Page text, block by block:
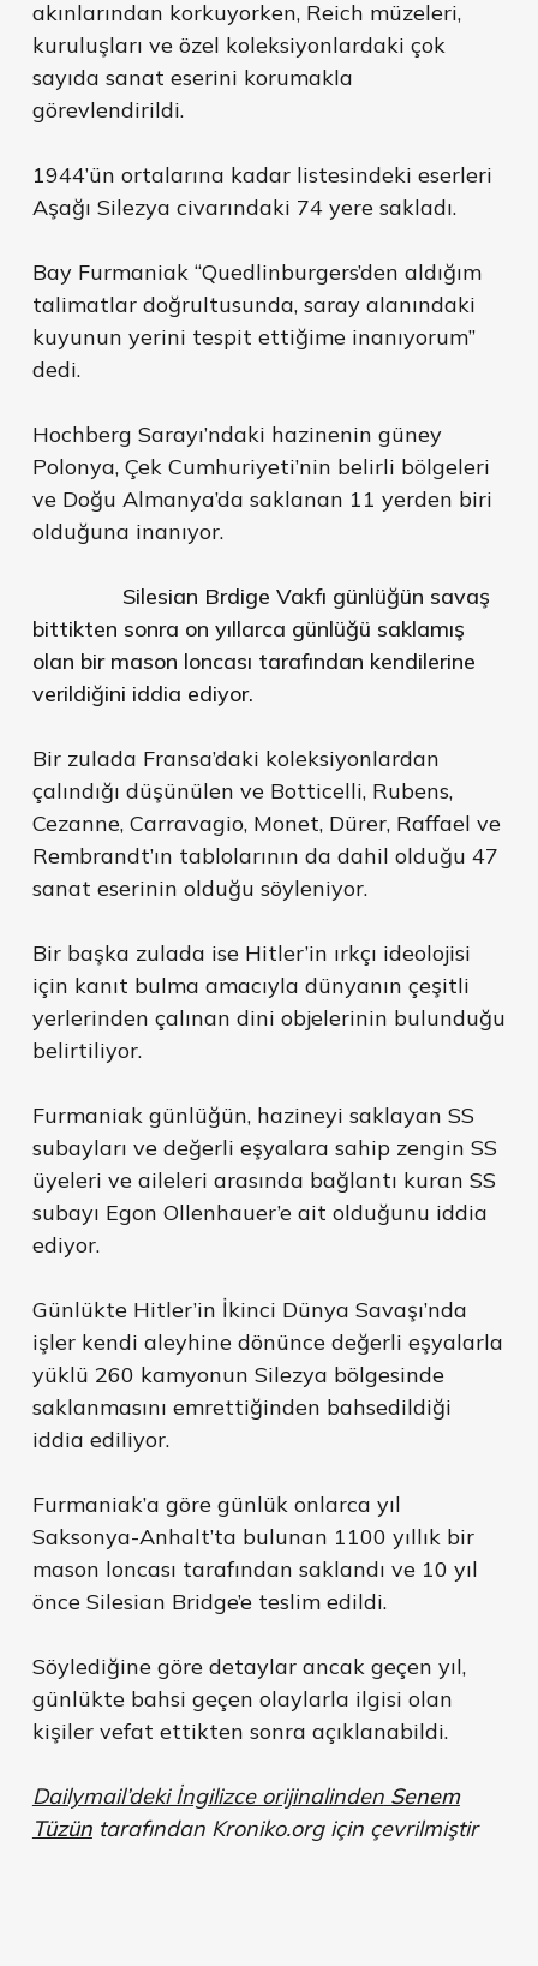
akınlarından korkuyorken, Reich müzeleri,
kuruluşları ve özel koleksiyonlardaki çok
sayıda sanat eserini korumakla
görevlendirildi.
1944’ün ortalarına kadar listesindeki eserleri
Aşağı Silezya civarındaki 74 yere sakladı.
Bay Furmaniak “Quedlinburgers’den aldığım
talimatlar doğrultusunda, saray alanındaki
kuyunun yerini tespit ettiğime inanıyorum”
dedi.
Hochberg Sarayı’ndaki hazinenin güney
Polonya, Çek Cumhuriyeti’nin belirli bölgeleri
ve Doğu Almanya’da saklanan 11 yerden biri
olduğuna inanıyor.
Silesian Brdige Vakfı günlüğün savaş
bittikten sonra on yıllarca günlüğü saklamış
olan bir mason loncası tarafından kendilerine
verildiğini iddia ediyor.
Bir zulada Fransa’daki koleksiyonlardan
çalındığı düşünülen ve Botticelli, Rubens,
Cezanne, Carravagio, Monet, Dürer, Raffael ve
Rembrandt’ın tablolarının da dahil olduğu 47
sanat eserinin olduğu söyleniyor.
Bir başka zulada ise Hitler’in ırkçı ideolojisi
için kanıt bulma amacıyla dünyanın çeşitli
yerlerinden çalınan dini objelerinin bulunduğu
belirtiliyor.
Furmaniak günlüğün, hazineyi saklayan SS
subayları ve değerli eşyalara sahip zengin SS
üyeleri ve aileleri arasında bağlantı kuran SS
subayı Egon Ollenhauer’e ait olduğunu iddia
ediyor.
Günlükte Hitler’in İkinci Dünya Savaşı’nda
işler kendi aleyhine dönünce değerli eşyalarla
yüklü 260 kamyonun Silezya bölgesinde
saklanmasını emrettiğinden bahsedildiği
iddia ediliyor.
Furmaniak’a göre günlük onlarca yıl
Saksonya-Anhalt’ta bulunan 1100 yıllık bir
mason loncası tarafından saklandı ve 10 yıl
önce Silesian Bridge’e teslim edildi.
Söylediğine göre detaylar ancak geçen yıl,
günlükte bahsi geçen olaylarla ilgisi olan
kişiler vefat ettikten sonra açıklanabildi.
Dailymail’deki İngilizce orijinalindenSenem
Tüzüntarafından Kroniko.org için çevrilmiştir